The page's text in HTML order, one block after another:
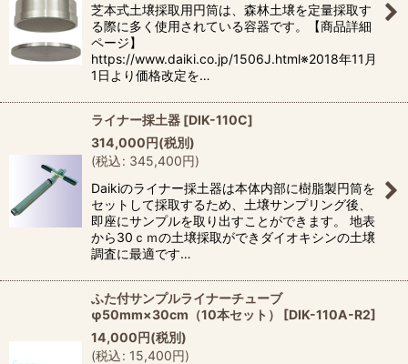
芝本式土壌採取用円筒は、森林土壌を定量採取す
る際に多く使用されている容器です。【商品詳細
ページ】
https://www.daiki.co.jp/1506J.html※2018年11月
1日より価格改定を…
ライナー採土器 [DIK-110C]
314,000円(税別)
(税込: 345,400円)
Daikiのライナー採土器は本体内部に樹脂製円筒を
セットして採取するため、土壌サンプリング後、
即座にサンプルを取り出すことができます。 地表
から30ｃｍの土壌採取ができダイオキシンの土壌
調査に最適です…
ふた付サンプルライナーチューブ
φ50mm×30cm（10本セット）
[DIK-110A-R2]
14,000円(税別)
(税込: 15,400円)